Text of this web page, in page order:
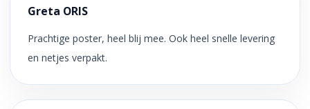
Greta ORIS
Prachtige poster, heel blij mee. Ook heel snelle levering
en netjes verpakt.